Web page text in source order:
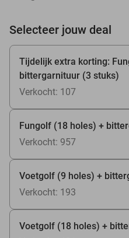
Selecteer jouw deal
Tijdelijk extra korting:
bittergarnituur (3 stuks)
Verkocht: 107
Fungolf (18 holes) +
Verkocht: 957
Voetgolf (9 holes) +
Verkocht: 193
Voetgolf (18 holes) +